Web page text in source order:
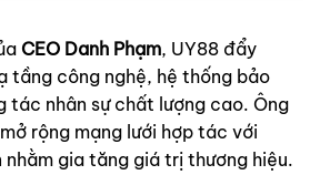
CEO Danh Phạm, UY88 đẩy
tầng công nghệ, hệ thống bảo
tác nhân sự chất lượng cao. Ông
rộng mạng lưới hợp tác với
gia tăng giá trị thương hiệu.